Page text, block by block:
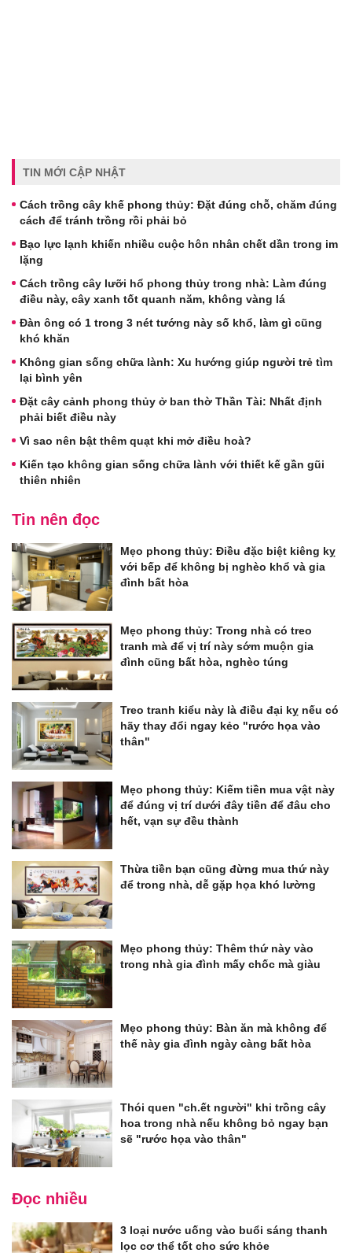
TIN MỚI CẬP NHẬT
Cách trồng cây khế phong thủy: Đặt đúng chỗ, chăm đúng
cách để tránh trồng rồi phải bỏ
Bạo lực lạnh khiến nhiều cuộc hôn nhân chết dần trong im
lặng
Cách trồng cây lưỡi hổ phong thủy trong nhà: Làm đúng
điều này, cây xanh tốt quanh năm, không vàng lá
Đàn ông có 1 trong 3 nét tướng này số khổ, làm gì cũng
khó khăn
Không gian sống chữa lành: Xu hướng giúp người trẻ tìm
lại bình yên
Đặt cây cảnh phong thủy ở ban thờ Thần Tài: Nhất định
phải biết điều này
Vì sao nên bật thêm quạt khi mở điều hoà?
Kiến tạo không gian sống chữa lành với thiết kế gần gũi
thiên nhiên
Tin nên đọc
Mẹo phong thủy: Điều đặc biệt kiêng kỵ
với bếp để không bị nghèo khổ và gia
đình bất hòa
Mẹo phong thủy: Trong nhà có treo
tranh mà để vị trí này sớm muộn gia
đình cũng bất hòa, nghèo túng
Treo tranh kiểu này là điều đại kỵ nếu có
hãy thay đổi ngay kẻo "rước họa vào
thân"
Mẹo phong thủy: Kiếm tiền mua vật này
để đúng vị trí dưới đây tiền để đâu cho
hết, vạn sự đều thành
Thừa tiền bạn cũng đừng mua thứ này
để trong nhà, dễ gặp họa khó lường
Mẹo phong thủy: Thêm thứ này vào
trong nhà gia đình mấy chốc mà giàu
Mẹo phong thủy: Bàn ăn mà không để
thế này gia đình ngày càng bất hòa
Thói quen "ch.ết người" khi trồng cây
hoa trong nhà nếu không bỏ ngay bạn
sẽ "rước họa vào thân"
Đọc nhiều
3 loại nước uống vào buổi sáng thanh
lọc cơ thể tốt cho sức khỏe